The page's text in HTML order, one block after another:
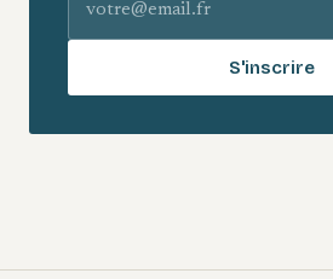
S'inscrire